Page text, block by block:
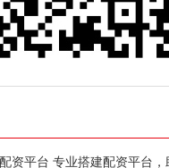
资平台 专业搭建配资平台，